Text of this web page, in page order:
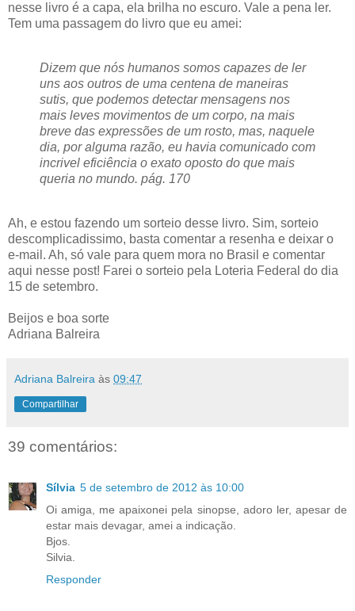
nesse livro é a capa, ela brilha no escuro. Vale a pena ler.
Tem uma passagem do livro que eu amei:
Dizem que nós humanos somos capazes de ler
uns aos outros de uma centena de maneiras
sutis, que podemos detectar mensagens nos
mais leves movimentos de um corpo, na mais
breve das expressões de um rosto, mas, naquele
dia, por alguma razão, eu havia comunicado com
incrivel eficiência o exato oposto do que mais
queria no mundo. pág. 170
Ah, e estou fazendo um sorteio desse livro. Sim, sorteio
descomplicadissimo, basta comentar a resenha e deixar o
e-mail. Ah, só vale para quem mora no Brasil e comentar
aqui nesse post! Farei o sorteio pela Loteria Federal do dia
15 de setembro.
Beijos e boa sorte
Adriana Balreira
Adriana Balreira às 09:47
Compartilhar
39 comentários:
Sílvia 5 de setembro de 2012 às 10:00
Oi amiga, me apaixonei pela sinopse, adoro ler, apesar de
estar mais devagar, amei a indicação.
Bjos.
Silvia.
Responder